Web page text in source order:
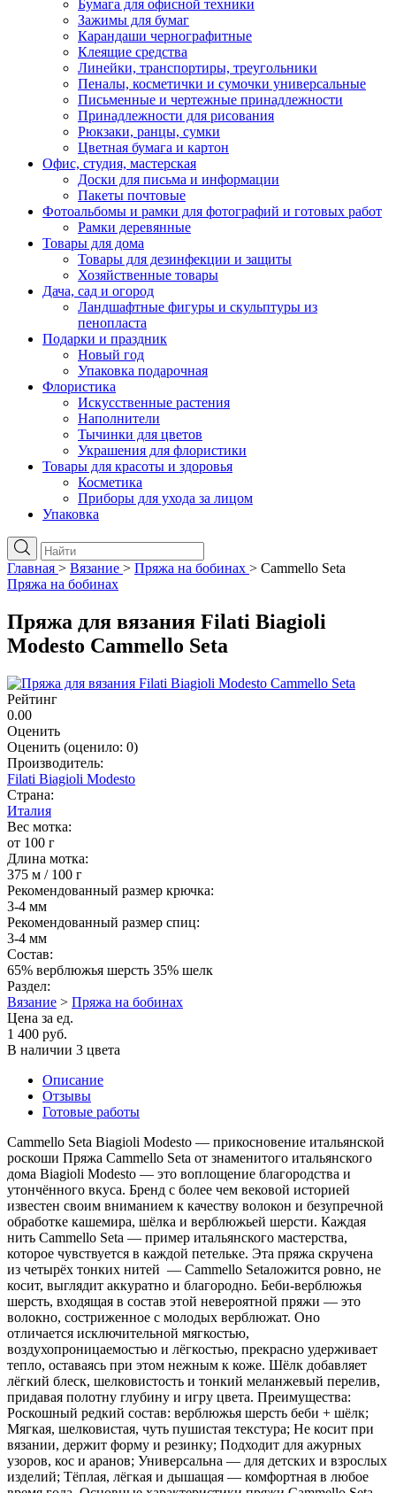
Бумага для офисной техники
Зажимы для бумаг
Карандаши чернографитные
Клеящие средства
Линейки, транспортиры, треугольники
Пеналы, косметички и сумочки универсальные
Письменные и чертежные принадлежности
Принадлежности для рисования
Рюкзаки, ранцы, сумки
Цветная бумага и картон
Офис, студия, мастерская
Доски для письма и информации
Пакеты почтовые
Фотоальбомы и рамки для фотографий и готовых работ
Рамки деревянные
Товары для дома
Товары для дезинфекции и защиты
Хозяйственные товары
Дача, сад и огород
Ландшафтные фигуры и скульптуры из
пенопласта
Подарки и праздник
Новый год
Упаковка подарочная
Флористика
Искусственные растения
Наполнители
Тычинки для цветов
Украшения для флористики
Товары для красоты и здоровья
Косметика
Приборы для ухода за лицом
Упаковка
Главная > Вязание > Пряжа на бобинах > Cammello Seta
Пряжа на бобинах
Пряжа для вязания Filati Biagioli
Modesto Cammello Seta
Рейтинг
0.00
Оценить
Оценить (оценило: 0)
Производитель:
Filati Biagioli Modesto
Страна:
Италия
Вес мотка:
от 100 г
Длина мотка:
375 м / 100 г
Рекомендованный размер крючка:
3-4 мм
Рекомендованный размер спиц:
3-4 мм
Состав:
65% верблюжья шерсть 35% шелк
Раздел:
Вязание > Пряжа на бобинах
Цена за ед.
1 400 руб.
В наличии 3 цвета
Описание
Отзывы
Готовые работы
Cammello Seta Biagioli Modesto — прикосновение итальянской
роскоши Пряжа Cammello Seta от знаменитого итальянского
дома Biagioli Modesto — это воплощение благородства и
утончённого вкуса. Бренд с более чем вековой историей
известен своим вниманием к качеству волокон и безупречной
обработке кашемира, шёлка и верблюжьей шерсти. Каждая
нить Cammello Seta — пример итальянского мастерства,
которое чувствуется в каждой петельке. Эта пряжа скручена
из четырёх тонких нитей — Cammello Setaложится ровно, не
косит, выглядит аккуратно и благородно. Беби-верблюжья
шерсть, входящая в состав этой невероятной пряжи — это
волокно, состриженное с молодых верблюжат. Оно
отличается исключительной мягкостью,
воздухопроницаемостью и лёгкостью, прекрасно удерживает
тепло, оставаясь при этом нежным к коже. Шёлк добавляет
лёгкий блеск, шелковистость и тонкий меланжевый перелив,
придавая полотну глубину и игру цвета. Преимущества:
Роскошный редкий состав: верблюжья шерсть беби + шёлк;
Мягкая, шелковистая, чуть пушистая текстура; Не косит при
вязании, держит форму и резинку; Подходит для ажурных
узоров, кос и аранов; Универсальна — для детских и взрослых
изделий; Тёплая, лёгкая и дышащая — комфортная в любое